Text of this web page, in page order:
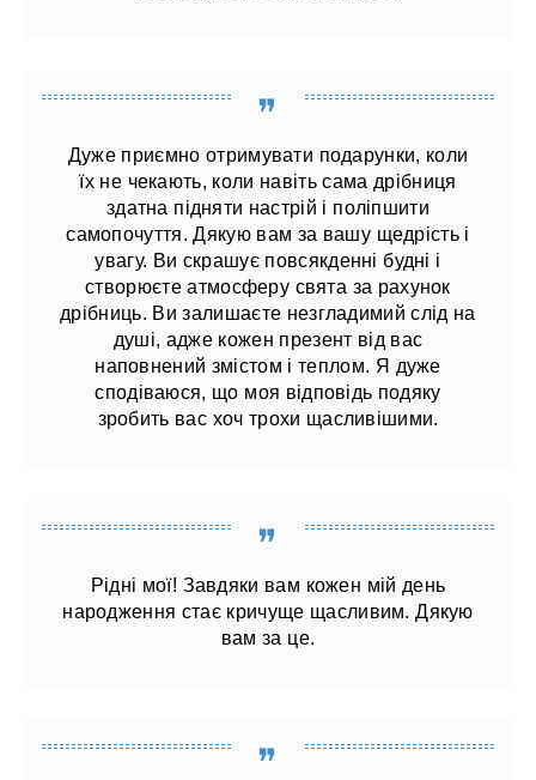
Дуже приємно отримувати подарунки, коли
їх не чекають, коли навіть сама дрібниця
здатна підняти настрій і поліпшити
самопочуття. Дякую вам за вашу щедрість і
увагу. Ви скрашує повсякденні будні і
створюєте атмосферу свята за рахунок
дрібниць. Ви залишаєте незгладимий слід на
душі, адже кожен презент від вас
наповнений змістом і теплом. Я дуже
сподіваюся, що моя відповідь подяку
зробить вас хоч трохи щасливішими.
Рідні мої! Завдяки вам кожен мій день
народження стає кричуще щасливим. Дякую
вам за це.